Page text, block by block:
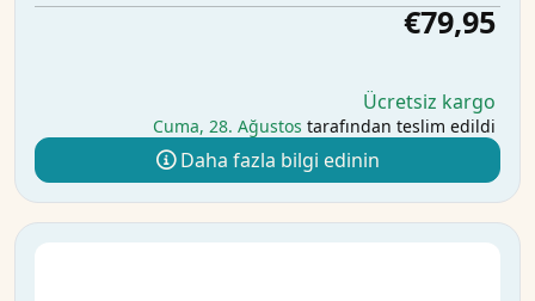
€79,95
Ücretsiz kargo
Cuma, 28. Ağustos tarafından teslim edildi
Daha fazla bilgi edinin